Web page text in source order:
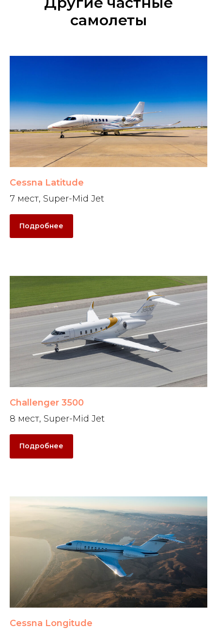
самолеты
Cessna Latitude
7 мест, Super-Mid Jet
Подробнее
Challenger 3500
8 мест, Super-Mid Jet
Подробнее
Cessna Longitude